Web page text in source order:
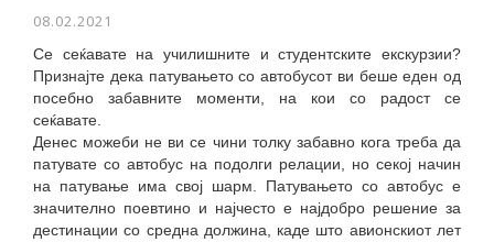
08.02.2021
Се сеќавате на училишните и студентските екскурзии?
Признајте дека патувањето со автобусот ви беше еден од
посебно забавните моменти, на кои со радост се
сеќавате.
Денес можеби не ви се чини толку забавно кога треба да
патувате со автобус на подолги релации, но секој начин
на патување има свој шарм. Патувањето со автобус е
значително поевтино и најчесто е најдобро решение за
дестинации со средна должина, каде што авионскиот лет